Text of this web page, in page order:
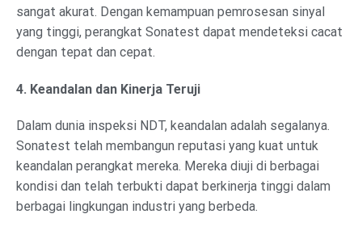
sangat akurat. Dengan kemampuan pemrosesan sinyal
yang tinggi, perangkat Sonatest dapat mendeteksi cacat
dengan tepat dan cepat.
4. Keandalan dan Kinerja Teruji
Dalam dunia inspeksi NDT, keandalan adalah segalanya.
Sonatest telah membangun reputasi yang kuat untuk
keandalan perangkat mereka. Mereka diuji di berbagai
kondisi dan telah terbukti dapat berkinerja tinggi dalam
berbagai lingkungan industri yang berbeda.